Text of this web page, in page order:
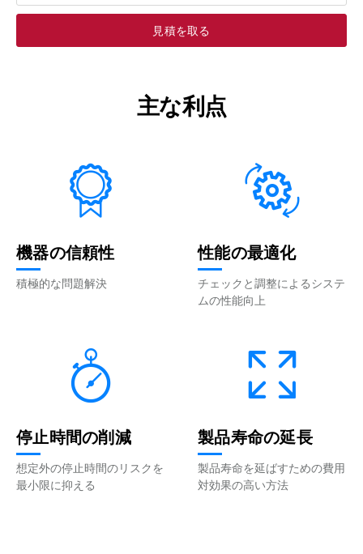
見積を取る
主な利点
機器の信頼性
積極的な問題解決
性能の最適化
チェックと調整によるシステ
ムの性能向上
停止時間の削減
想定外の停止時間のリスクを
最小限に抑える
製品寿命の延長
製品寿命を延ばすための費用
対効果の高い方法